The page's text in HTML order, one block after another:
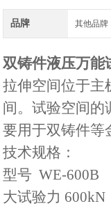
品牌 其他品牌
双铸件液压万能
拉伸空间位于主
间。试验空间的
要用于双铸件等
技术规格：
型号 WE-600B
大试验力 600kN